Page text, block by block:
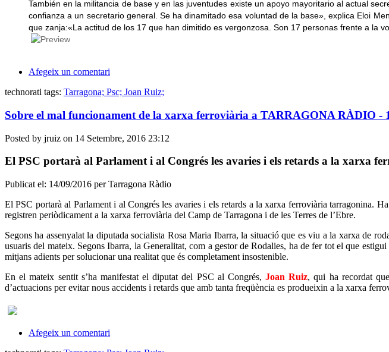
También en la militancia de base y en las juventudes existe un apoyo mayoritario al actual
confianza a un secretario general. Se ha dinamitado esa voluntad de la base», explica Eloi
que zanja:«La actitud de los 17 que han dimitido es vergonzosa. Son 17 personas frente a la
Afegeix un comentari
technorati tags: Tarragona; Psc; Joan Ruiz;
Sobre el mal funcionament de la xarxa ferroviària a TARRAGONA RÀDIO -
Posted by jruiz on 14 Setembre, 2016 23:12
El PSC portarà al Parlament i al Congrés les avaries i els retards a la xarxa
Publicat el: 14/09/2016 per Tarragona Ràdio
El PSC portarà al Parlament i al Congrés les avaries i els retards a la xarxa ferroviària tarragonina.
registren periòdicament a la xarxa ferroviària del Camp de Tarragona i de les Terres de l’Ebre.
Segons ha assenyalat la diputada socialista Rosa Maria Ibarra, la situació que es viu a la xarxa de
usuaris del mateix. Segons Ibarra, la Generalitat, com a gestor de Rodalies, ha de fer tot el que
mitjans adients per solucionar una realitat que és completament insostenible.
En el mateix sentit s’ha manifestat el diputat del PSC al Congrés,Joan Ruiz, qui ha recordat
d’actuacions per evitar nous accidents i retards que amb tanta freqüència es produeixin a la xarxa
Afegeix un comentari